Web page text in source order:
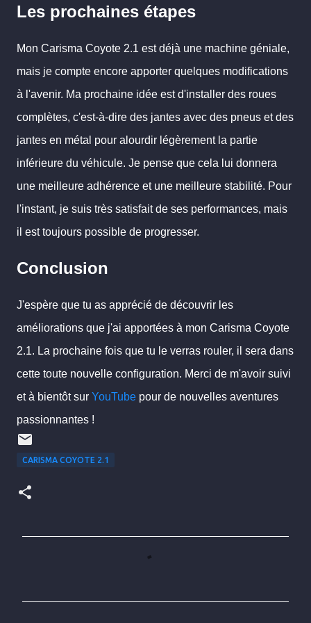
Les prochaines étapes
Mon Carisma Coyote 2.1 est déjà une machine géniale,
mais je compte encore apporter quelques modifications
à l'avenir. Ma prochaine idée est d'installer des roues
complètes, c'est-à-dire des jantes avec des pneus et des
jantes en métal pour alourdir légèrement la partie
inférieure du véhicule. Je pense que cela lui donnera
une meilleure adhérence et une meilleure stabilité. Pour
l'instant, je suis très satisfait de ses performances, mais
il est toujours possible de progresser.
Conclusion
J'espère que tu as apprécié de découvrir les
améliorations que j'ai apportées à mon Carisma Coyote
2.1. La prochaine fois que tu le verras rouler, il sera dans
cette toute nouvelle configuration. Merci de m'avoir suivi
et à bientôt sur YouTube pour de nouvelles aventures
passionnantes !
CARISMA COYOTE 2.1